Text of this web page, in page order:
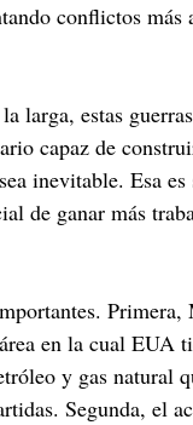
conflictos más
larga, estas
capaz de
inevitable. Esa
de ganar más
en la cual EUA
y gas natural
Segunda, el